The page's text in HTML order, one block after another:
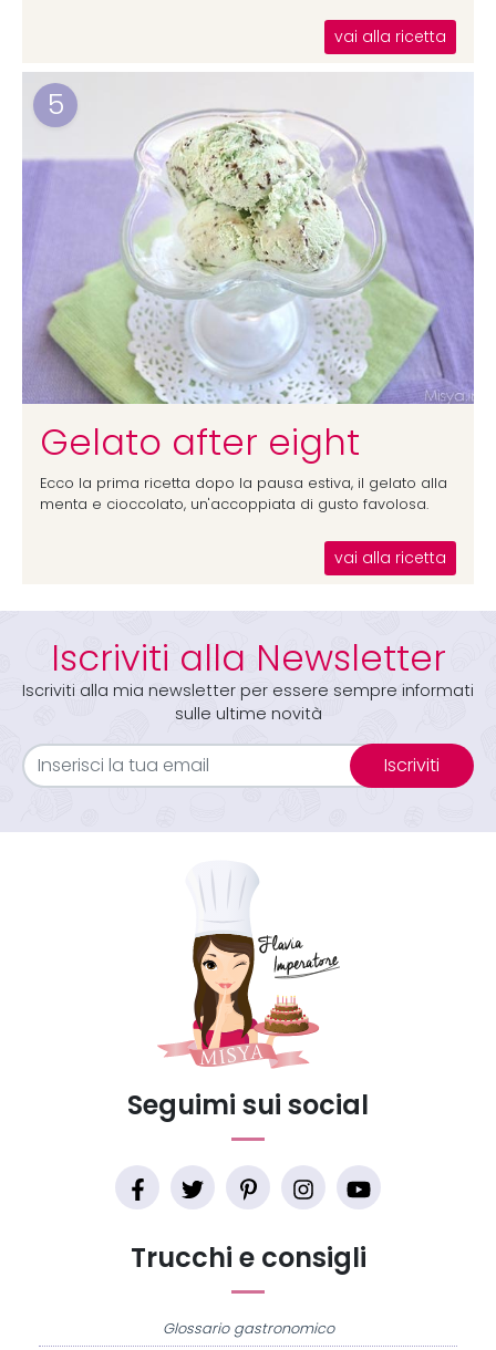
vai alla ricetta
5
Gelato after eight
Ecco la prima ricetta dopo la pausa estiva, il gelato alla
menta e cioccolato, un'accoppiata di gusto favolosa.
vai alla ricetta
Iscriviti alla Newsletter
Iscriviti alla mia newsletter per essere sempre informati
sulle ultime novità
Iscriviti
Trucchi e consigli
Glossario gastronomico
Seguimi sui social